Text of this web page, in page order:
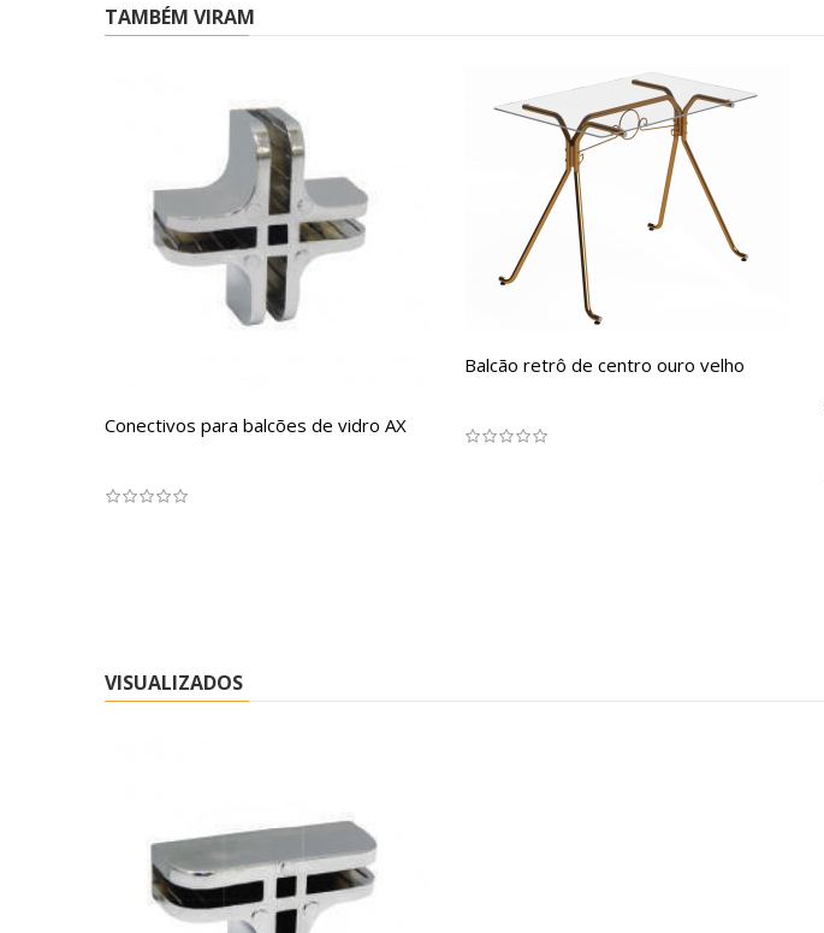
TAMBÉM VIRAM
Conectivos para balcões de vidro AX
Balcão retrô de centro ouro velho
VISUALIZADOS